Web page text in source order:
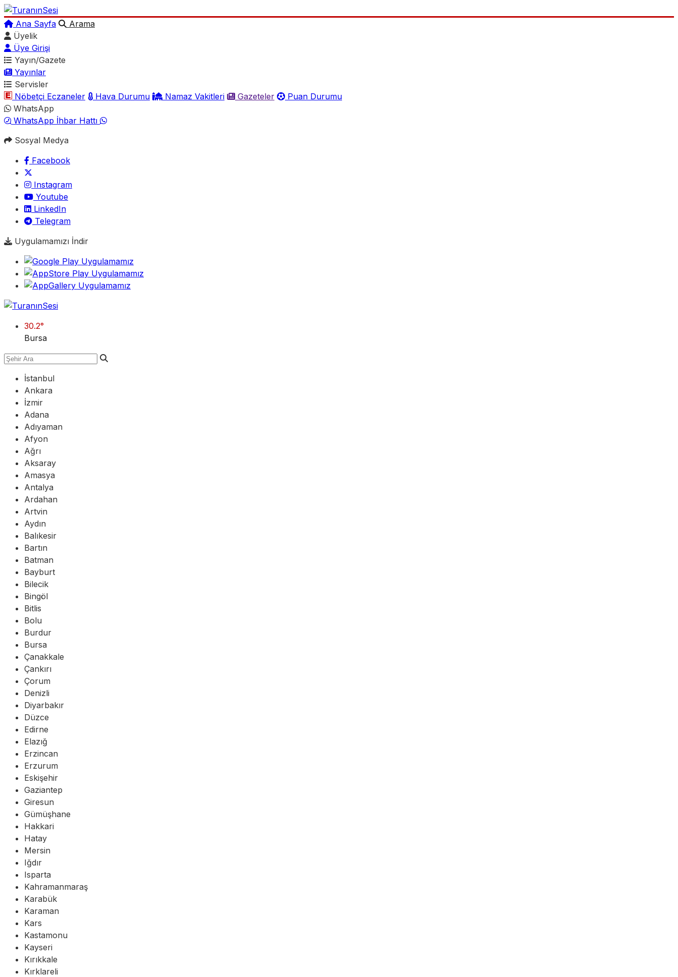
Ana Sayfa
Arama
Üyelik
Üye Girişi
Yayın/Gazete
Yayınlar
Servisler
Nöbetçi Eczaneler
Hava Durumu Namaz Vakitleri Gazeteler
Puan Durumu
WhatsApp
WhatsApp İhbar Hattı
Sosyal Medya
Facebook
Instagram
Youtube
LinkedIn
Telegram
Uygulamamızı İndir
30.2°
Bursa
İstanbul
Ankara
İzmir
Adana
Adıyaman
Afyon
Ağrı
Aksaray
Amasya
Antalya
Ardahan
Artvin
Aydın
Balıkesir
Bartın
Batman
Bayburt
Bilecik
Bingöl
Bitlis
Bolu
Burdur
Bursa
Çanakkale
Çankırı
Çorum
Denizli
Diyarbakır
Düzce
Edirne
Elazığ
Erzincan
Erzurum
Eskişehir
Gaziantep
Giresun
Gümüşhane
Hakkari
Hatay
Mersin
Iğdır
Isparta
Kahramanmaraş
Karabük
Karaman
Kars
Kastamonu
Kayseri
Kırıkkale
Kırklareli